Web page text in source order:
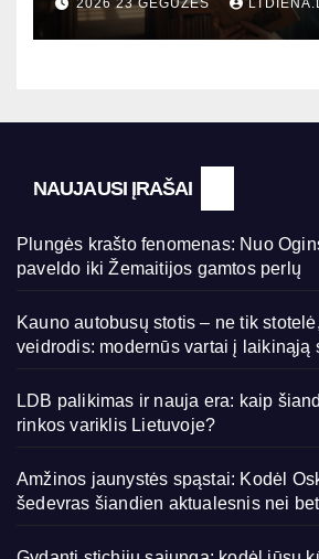
kada?
2026 23 GEGUŽĖS
NAUJAUSI ĮRAŠAI
Plungės krašto fenomenas: Nuo
paveldo iki Žemaitijos gamtos perlų
Kauno autobusų stotis – ne tik
veidrodis: modernūs vartai į laikinąją
LDB palikimas ir nauja era: kaip
rinkos variklis Lietuvoje?
Amžinos jaunystės spąstai: Kodėl
šedevras šiandien aktualesnis nei